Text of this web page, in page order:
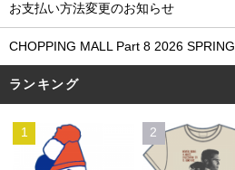
お支払い方法変更のお知らせ
CHOPPING MALL Part 8 2026 SPRING
ランキング
1 2